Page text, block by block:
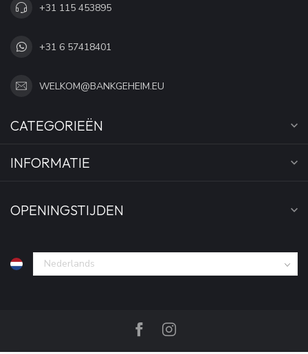
+31 115 453895
+31 6 57418401
WELKOM@BANKGEHEIM.EU
CATEGORIEËN
INFORMATIE
OPENINGSTIJDEN